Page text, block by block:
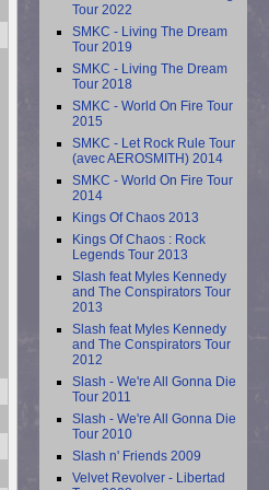
Tour 2022
SMKC - Living The Dream
Tour 2019
SMKC - Living The Dream
Tour 2018
SMKC - World On Fire Tour
2015
SMKC - Let Rock Rule Tour
(avec AEROSMITH) 2014
SMKC - World On Fire Tour
2014
Kings Of Chaos 2013
Kings Of Chaos : Rock
Legends Tour 2013
Slash feat Myles Kennedy
and The Conspirators Tour
2013
Slash feat Myles Kennedy
and The Conspirators Tour
2012
Slash - We're All Gonna Die
Tour 2011
Slash - We're All Gonna Die
Tour 2010
Slash n' Friends 2009
Velvet Revolver - Libertad